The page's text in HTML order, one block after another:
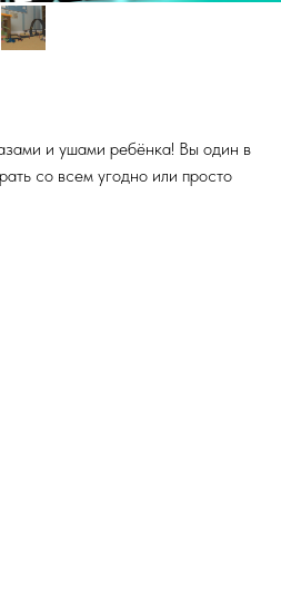
и ушами ребёнка! Вы один в
со всем угодно или просто